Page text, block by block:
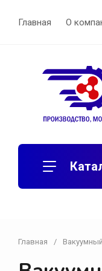
Главная О
Главная /